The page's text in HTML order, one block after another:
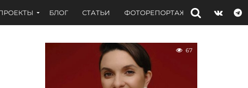
БЛОГ СТАТЬИ ФОТОРЕПОРТАЖИ ИНТЕРВЬЮ
67